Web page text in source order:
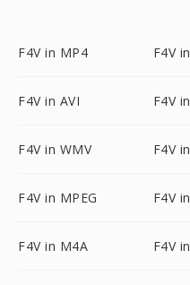
F4V in MP4 F4V
F4V in AVI F4V
F4V in WMV F4V
F4V in MPEG F4V
F4V in M4A F4V